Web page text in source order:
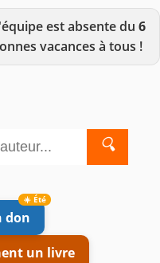
est absente du 6
vacances à tous !
🔍
don
un livre